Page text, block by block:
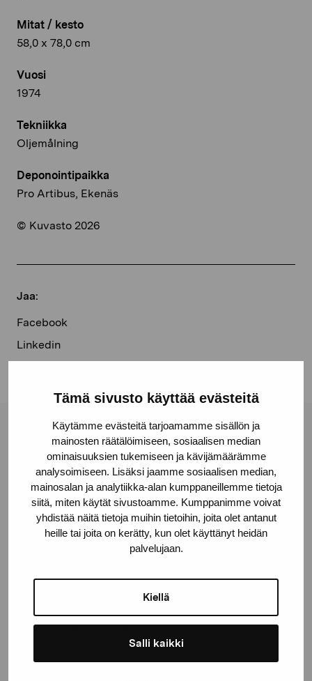
Tämä sivusto käyttää evästeitä
Käytämme evästeitä tarjoamamme sisällön ja
mainosten räätälöimiseen, sosiaalisen median
ominaisuuksien tukemiseen ja kävijämäärämme
analysoimiseen. Lisäksi jaamme sosiaalisen median,
mainosalan ja analytiikka-alan kumppaneillemme tietoja
siitä, miten käytät sivustoamme. Kumppanimme voivat
yhdistää näitä tietoja muihin tietoihin, joita olet antanut
heille tai joita on kerätty, kun olet käyttänyt heidän
palvelujaan.
Kiellä
Salli kaikki
Mitat / kesto
58,0 x 78,0 cm
Vuosi
1974
Tekniikka
Oljemålning
Deponointipaikka
Pro Artibus, Ekenäs
© Kuvasto 2026
Jaa:
Facebook
Linkedin
Pro Artibus -säätiö
Kustaa Vaasan katu 11
10600 Tammisaari
proartibus@proartibus.fi
+358 (0)50 371 6339
Ota yhteyttä